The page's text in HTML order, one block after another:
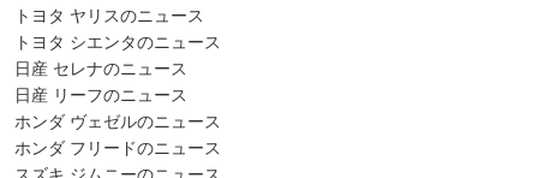
トヨタ ヤリスのニュース
トヨタ シエンタのニュース
日産 セレナのニュース
日産 リーフのニュース
ホンダ ヴェゼルのニュース
ホンダ フリードのニュース